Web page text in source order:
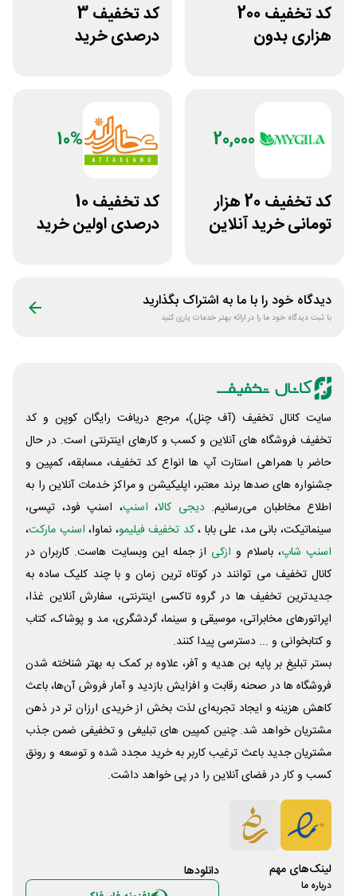
کد تخفیف 200
هزاری بدون
کد تخفیف 3
درصدی خرید
20,000
کد تخفیف 20 هزار
تومانی خرید آنلاین
10%
کد تخفیف 10
درصدی اولین خرید
دیدگاه خود را با ما به اشتراک بگذارید
با ثبت دیدگاه خود ما را در ارائه بهتر خدمات یاری کنید
سایت کانال تخفیف (آف چنل)، مرجع دریافت رایگان کوپن و کد
تخفیف فروشگاه های آنلاین و کسب و‌ کارهای اینترنتی است. در حال
حاضر با همراهی استارت آپ ها انواع کد تخفیف، مسابقه، کمپین و
جشنواره های صدها برند معتبر، اپلیکیشن و مراکز خدمات آنلاین را به
اطلاع مخاطبان می‌رسانیم. دیجی کالا، اسنپ، اسنپ فود، تپسی،
سینماتیکت، بانی مد، علی‌ بابا ،کد تخفیف فیلیمو، نماوا، اسنپ مارکت،
اسنپ شاپ، باسلام و ازکی از جمله این وبسایت ‌هاست. کاربران در
کانال تخفیف می توانند در کوتاه ترین زمان و با چند کلیک ساده به
جدیدترین تخفیف ها در گروه تاکسی اینترنتی، سفارش آنلاین غذا،
اپراتورهای مخابراتی، موسیقی و سینما، گردشگری، مد و پوشاک، کتاب
و کتابخوانی و ... دسترسی پیدا کنند.
بستر تبلیغ بر پایه بن هدیه و آفر، علاوه بر کمک به بهتر شناخته شدن
فروشگاه ها در صحنه رقابت و افزایش بازدید و آمار فروش آن‌ها، باعث
کاهش هزینه و ایجاد تجربه‌ای لذت بخش از خریدی ارزان تر در ذهن
مشتریان خواهد شد. چنین کمپین های تبلیغی و تخفیفی ضمن جذب
مشتریان جدید باعث ترغیب کاربر به خرید مجدد شده و توسعه و رونق
کسب و کار در فضای آنلاین را در پی خواهد داشت.
لینک‌های مهم
درباره ما
دانلود‌ها